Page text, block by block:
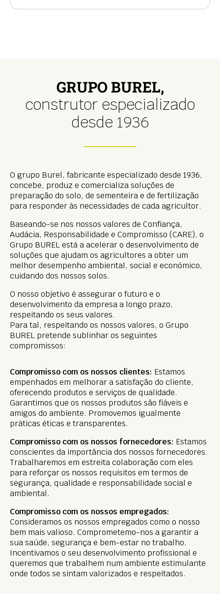
GRUPO BUREL,
construtor especializado
desde 1936
O grupo Burel, fabricante especializado desde 1936,
concebe, produz e comercializa soluções de
preparação do solo, de sementeira e de fertilização
para responder às necessidades de cada agricultor.
Baseando-se nos nossos valores de Confiança,
Audácia, Responsabilidade e Compromisso (CARE), o
Grupo BUREL está a acelerar o desenvolvimento de
soluções que ajudam os agricultores a obter um
melhor desempenho ambiental, social e económico,
cuidando dos nossos solos.
O nosso objetivo é assegurar o futuro e o
desenvolvimento da empresa a longo prazo,
respeitando os seus valores.
Para tal, respeitando os nossos valores, o Grupo
BUREL pretende sublinhar os seguintes
compromissos:
Compromisso com os nossos clientes: Estamos
empenhados em melhorar a satisfação do cliente,
oferecendo produtos e serviços de qualidade.
Garantimos que os nossos produtos são fiáveis e
amigos do ambiente. Promovemos igualmente
práticas éticas e transparentes.
Compromisso com os nossos fornecedores: Estamos
conscientes da importância dos nossos fornecedores.
Trabalharemos em estreita colaboração com eles
para reforçar os nossos requisitos em termos de
segurança, qualidade e responsabilidade social e
ambiental.
Compromisso com os nossos empregados:
Consideramos os nossos empregados como o nosso
bem mais valioso. Comprometemo-nos a garantir a
sua saúde, segurança e bem-estar no trabalho.
Incentivamos o seu desenvolvimento profissional e
queremos que trabalhem num ambiente estimulante
onde todos se sintam valorizados e respeitados.